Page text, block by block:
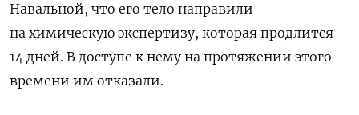
Навальной, что его тело направили
на химическую экспертизу, которая продлится
14 дней. В доступе к нему на протяжении этого
времени им отказали.